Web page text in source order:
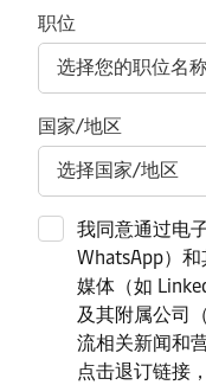
职位
国家/地区
我同意通过电
WhatsApp）
媒体（如
及其附属公司
流相关新闻和
点击退订链接